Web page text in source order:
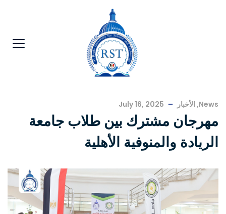
News
, الأخبار July 16, 2025
مهرجان مشترك بين طلاب جامعة
الريادة والمنوفية الأهلية